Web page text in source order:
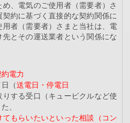
、電気のご使用者（需要者）さ
契約に基づく直接的な契約関係に
者（需要者）さまと当社は、電
とその運送業者という関係にな
電力
（送電日・停電日
する受口（キュービクルなど使
、
もらいたいといった相談（コン